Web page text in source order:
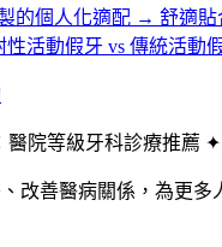
的個人化適配 → 舒適貼
性活動假牙 vs 傳統活動
醫院等級牙科診療推薦 ✦
改善醫病關係，為更多